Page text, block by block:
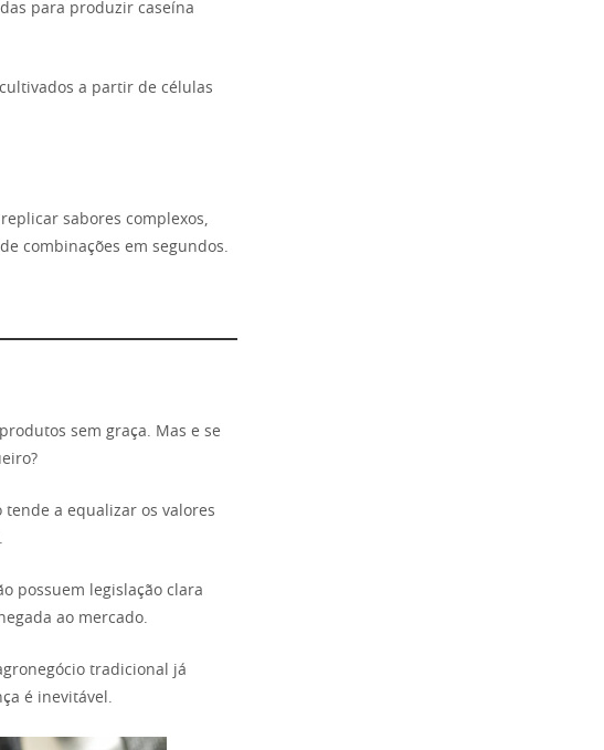
para produzir caseína
a partir de células
sabores complexos,
combinações em segundos.
sem graça. Mas e se
a equalizar os valores
possuem legislação clara
ao mercado.
tradicional já
é inevitável.